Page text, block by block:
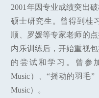
2001年因专业成绩突出
硕士研究生。曾得到桂
顺、罗媛等专家老师的
内乐训练后，开始重视
的尝试和学习。曾参
Music）、“摇动的羽毛”
Music）。